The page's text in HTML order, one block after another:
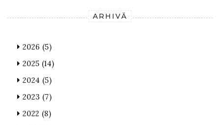
ARHIVĂ
2026 (5)
2025 (14)
2024 (5)
2023 (7)
2022 (8)